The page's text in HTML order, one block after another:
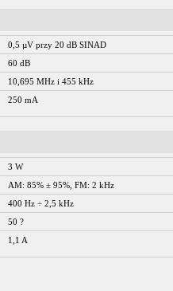
0,5 µV przy 20 dB SINAD
60 dB
10,695 MHz i 455 kHz
250 mA
3 W
AM: 85% ± 95%, FM: 2 kHz
400 Hz ÷ 2,5 kHz
50 ?
1,1 A